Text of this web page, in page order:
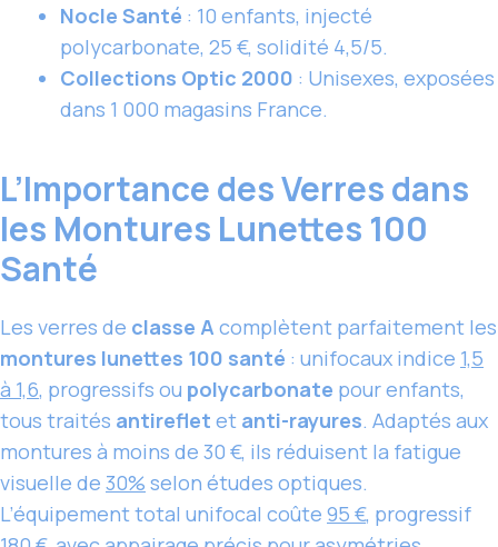
Nocle Santé : 10 enfants, injecté
polycarbonate, 25 €, solidité 4,5/5.
Collections Optic 2000 : Unisexes, exposées
dans 1 000 magasins France.
L’Importance des Verres dans
les Montures Lunettes 100
Santé
Les verres de classe A complètent parfaitement les
montures lunettes 100 santé : unifocaux indice 1,5
à 1,6, progressifs ou polycarbonate pour enfants,
tous traités antireflet et anti-rayures. Adaptés aux
montures à moins de 30 €, ils réduisent la fatigue
visuelle de 30% selon études optiques.
L’équipement total unifocal coûte 95 €, progressif